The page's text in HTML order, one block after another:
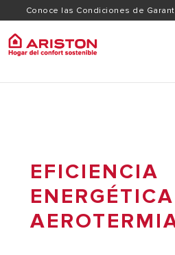
Conoce las Condiciones de
EFICIENCIA